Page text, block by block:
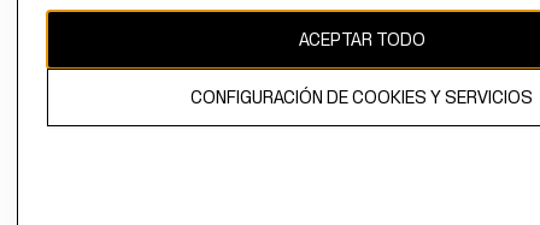
propiedad de H&M Hennes & Mauritz AB.ACEPTAR TODO
CONFIGURACIÓN DE COOKIES Y SERVICIOS